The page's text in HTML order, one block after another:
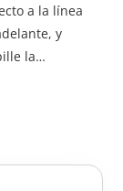
a la línea
y
la
(parte
No se